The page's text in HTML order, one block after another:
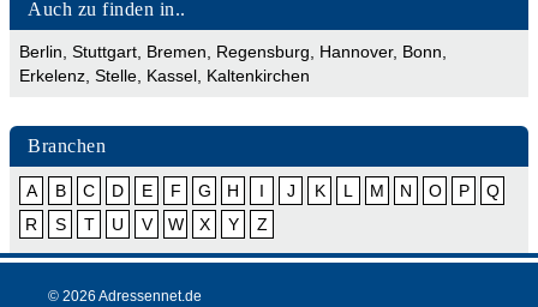
Auch zu finden in..
Berlin Stuttgart Bremen Regensburg Hannover, Bonn
Erkelenz Stelle Kassel Kaltenkirchen
Branchen
A B C D E F G H I J K L M N O P
Q
R
S T U V W X Y Z
© 2026 Adressennet.de